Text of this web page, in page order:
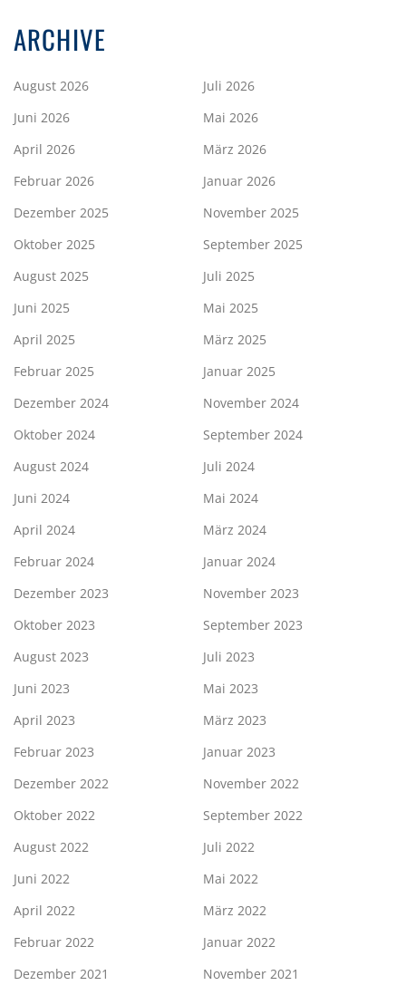
ARCHIVE
August 2026
Juli 2026
Juni 2026
Mai 2026
April 2026
März 2026
Februar 2026
Januar 2026
Dezember 2025
November 2025
Oktober 2025
September 2025
August 2025
Juli 2025
Juni 2025
Mai 2025
April 2025
März 2025
Februar 2025
Januar 2025
Dezember 2024
November 2024
Oktober 2024
September 2024
August 2024
Juli 2024
Juni 2024
Mai 2024
April 2024
März 2024
Februar 2024
Januar 2024
Dezember 2023
November 2023
Oktober 2023
September 2023
August 2023
Juli 2023
Juni 2023
Mai 2023
April 2023
März 2023
Februar 2023
Januar 2023
Dezember 2022
November 2022
Oktober 2022
September 2022
August 2022
Juli 2022
Juni 2022
Mai 2022
April 2022
März 2022
Februar 2022
Januar 2022
Dezember 2021
November 2021